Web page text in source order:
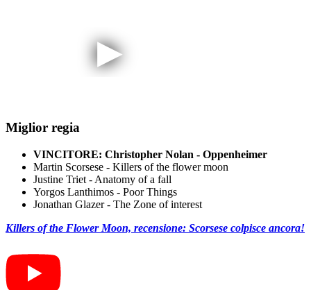
Miglior regia
VINCITORE: Christopher Nolan - Oppenheimer
Martin Scorsese - Killers of the flower moon
Justine Triet - Anatomy of a fall
Yorgos Lanthimos - Poor Things
Jonathan Glazer - The Zone of interest
Killers of the Flower Moon, recensione: Scorsese colpisce ancora!